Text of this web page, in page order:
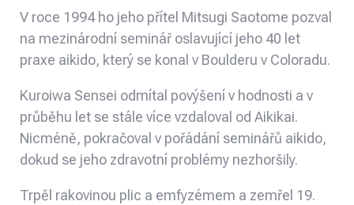
V roce 1994 ho jeho přítel Mitsugi Saotome pozval
na mezinárodní seminář oslavující jeho 40 let
praxe aikido, který se konal v Boulderu v Coloradu.
Kuroiwa Sensei odmítal povýšení v hodnosti a v
průběhu let se stále více vzdaloval od Aikikai.
Nicméně, pokračoval v pořádání seminářů aikido,
dokud se jeho zdravotní problémy nezhoršily.
Trpěl rakovinou plic a emfyzémem a zemřel 19.